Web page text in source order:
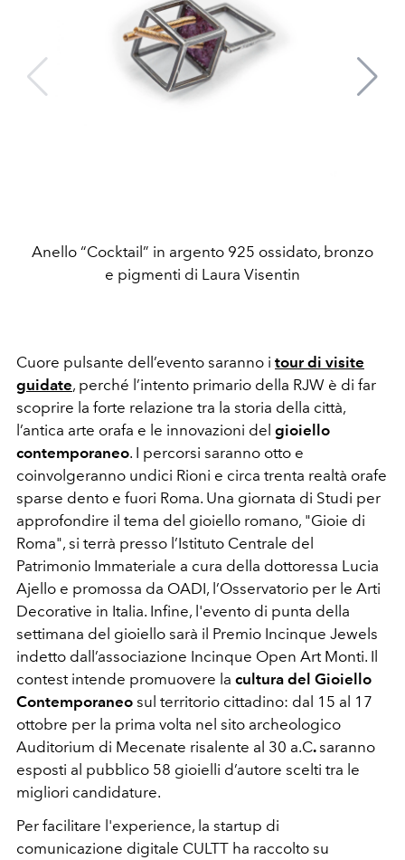
Anello “Cocktail” in argento 925 ossidato, bronzo
e pigmenti di Laura Visentin
Cuore pulsante dell’evento saranno i tour di visite
guidate, perché l’intento primario della RJW è di far
scoprire la forte relazione tra la storia della città,
l’antica arte orafa e le innovazioni del gioiello
contemporaneo. I percorsi saranno otto e
coinvolgeranno undici Rioni e circa trenta realtà orafe
sparse dento e fuori Roma. Una giornata di Studi per
approfondire il tema del gioiello romano, "Gioie di
Roma", si terrà presso l’Istituto Centrale del
Patrimonio Immateriale a cura della dottoressa Lucia
Ajello e promossa da OADI, l’Osservatorio per le Arti
Decorative in Italia. Infine, l'evento di punta della
settimana del gioiello sarà il Premio Incinque Jewels
indetto dall’associazione Incinque Open Art Monti. Il
contest intende promuovere la cultura del Gioiello
Contemporaneo sul territorio cittadino: dal 15 al 17
ottobre per la prima volta nel sito archeologico
Auditorium di Mecenate risalente al 30 a.C.saranno
esposti al pubblico 58 gioielli d’autore scelti tra le
migliori candidature.
Per facilitare l'experience, la startup di
comunicazione digitale CULTT ha raccolto su